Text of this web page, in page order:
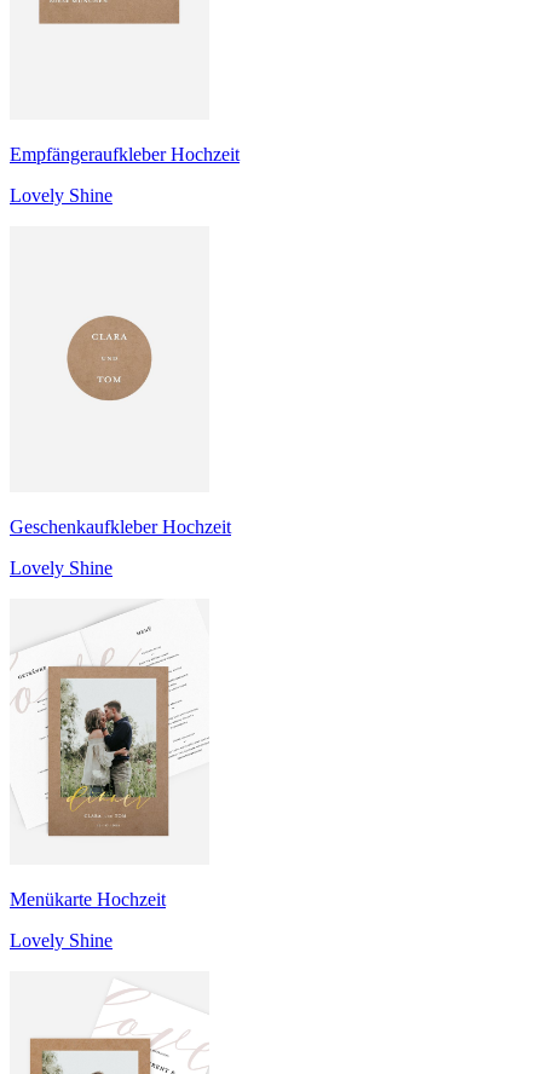
Empfängeraufkleber Hochzeit
Lovely Shine
Geschenkaufkleber Hochzeit
Lovely Shine
Menükarte Hochzeit
Lovely Shine